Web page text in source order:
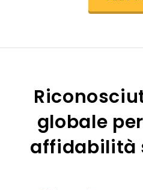
globale
affidabilità